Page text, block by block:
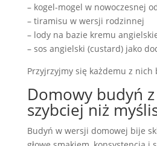
– kogel-mogel w nowoczesnej
– tiramisu w wersji rodzinnej
– lody na bazie kremu
– sos angielski (custard) jako
Przyjrzyjmy się każdemu z nich
Domowy budyń z
szybciej niż
Budyń w wersji domowej bije